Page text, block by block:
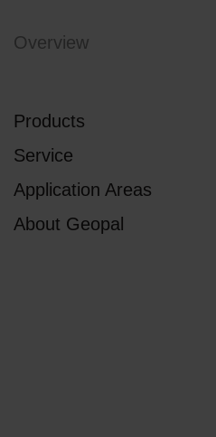
Overview
Products
Service
Application Areas
About Geopal